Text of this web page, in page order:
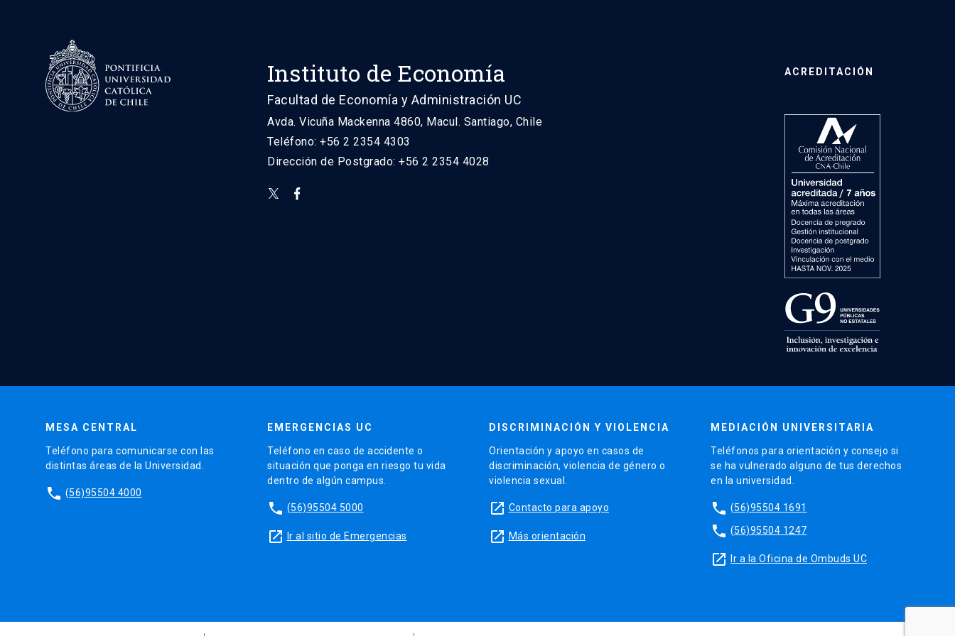
Instituto de Economía
Facultad de Economía y Administración UC
Avda. Vicuña Mackenna 4860, Macul. Santiago, Chile
Teléfono: +56 2 2354 4303
Dirección de Postgrado: +56 2 2354 4028
ACREDITACIÓN
MESA CENTRAL
Teléfono para comunicarse con las
distintas áreas de la Universidad.
phone (56)95504 4000
EMERGENCIAS UC
Teléfono en caso de accidente o
situación que ponga en riesgo tu vida
dentro de algún campus.
phone (56)95504 5000
launch Ir al sitio de Emergencias
DISCRIMINACIÓN Y VIOLENCIA
Orientación y apoyo en casos de
discriminación, violencia de género o
violencia sexual.
launch Contacto para apoyo
launch Más orientación
MEDIACIÓN UNIVERSITARIA
Teléfonos para orientación y consejo si
se ha vulnerado alguno de tus derechos
en la universidad.
phone (56)95504 1691
phone (56)95504 1247
launch Ir a la Oficina de Ombuds UC